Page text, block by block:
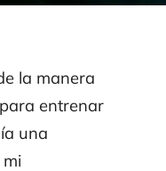
la manera
entrenar
una